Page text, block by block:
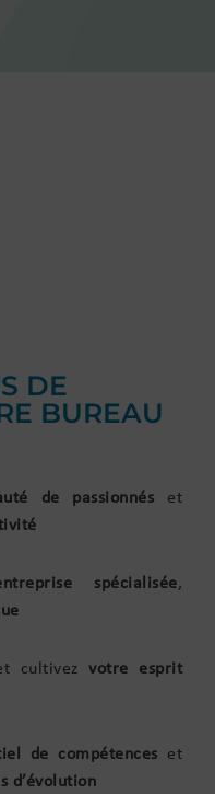
DE
BUREAU
de passionnés et
spécialisée,
cultivezvotre esprit
de compétences et
d’évolution